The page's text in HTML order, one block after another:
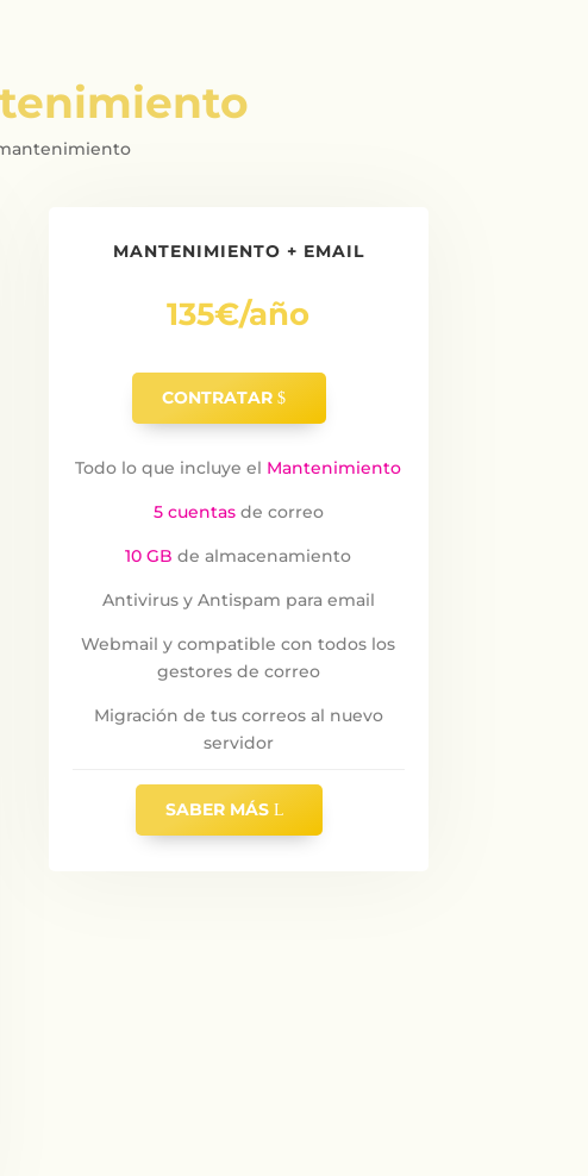
MANTENIMIENTO + EMAIL
135€/año
CONTRATAR
Todo lo que incluye el Mantenimiento
5 cuentas de correo
10 GBde almacenamiento
Antivirus y Antispam para email
Webmail y compatible con todos los
gestores de correo
Migración de tus correos al nuevo
servidor
SABER MÁS